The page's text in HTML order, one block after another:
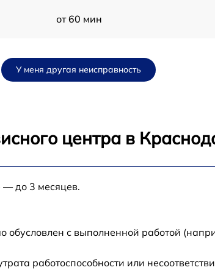
от 60 мин
от 60 мин
от 60 мин
У меня другая неисправность
центра в
— до 3 месяцев.
с выполненной работой
работоспособности или